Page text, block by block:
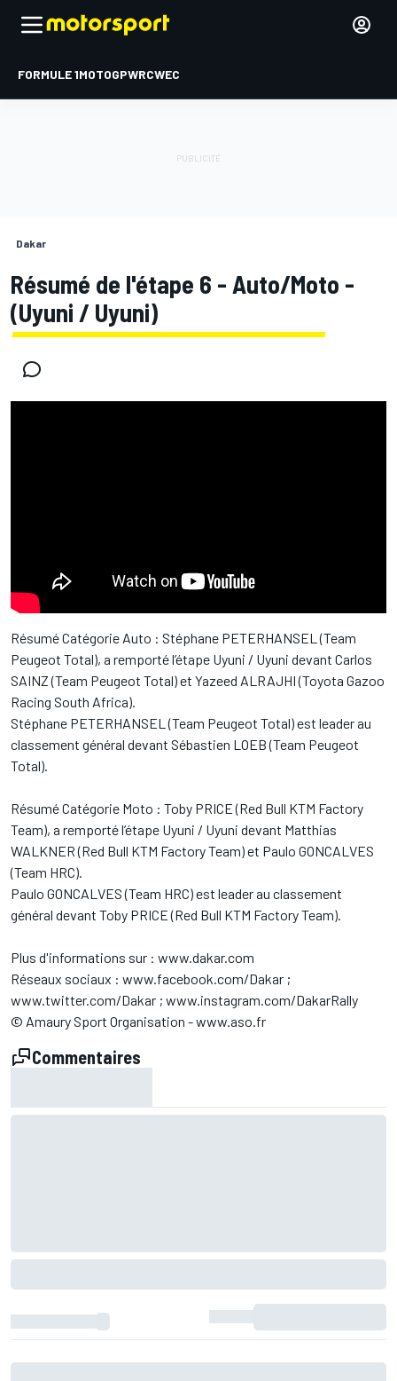
FORMULE 1MOTOGPWRCWEC
Dakar
Résumé de l'étape 6 - Auto/Moto -
(Uyuni / Uyuni)
Résumé Catégorie Auto : Stéphane PETERHANSEL (Team
Peugeot Total), a remporté l’étape Uyuni / Uyuni devant Carlos
SAINZ (Team Peugeot Total) et Yazeed ALRAJHI (Toyota Gazoo
Racing South Africa).
Stéphane PETERHANSEL (Team Peugeot Total) est leader au
classement général devant Sébastien LOEB (Team Peugeot
Total).
Résumé Catégorie Moto : Toby PRICE (Red Bull KTM Factory
Team), a remporté l’étape Uyuni / Uyuni devant Matthias
WALKNER (Red Bull KTM Factory Team) et Paulo GONCALVES
(Team HRC).
Paulo GONCALVES (Team HRC) est leader au classement
général devant Toby PRICE (Red Bull KTM Factory Team).
Plus d'informations sur : www.dakar.com
Réseaux sociaux : www.facebook.com/Dakar ;
www.twitter.com/Dakar ; www.instagram.com/DakarRally
© Amaury Sport Organisation - www.aso.fr
Commentaires